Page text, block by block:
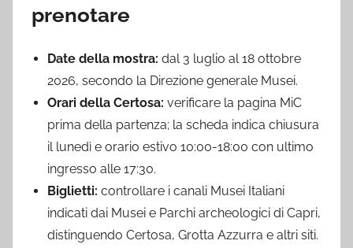
prenotare
Date della mostra: dal 3 luglio al 18 ottobre
2026, secondo la Direzione generale Musei.
Orari della Certosa: verificare la pagina MiC
prima della partenza; la scheda indica chiusura
il lunedì e orario estivo 10:00-18:00 con ultimo
ingresso alle 17:30.
Biglietti: controllare i canali Musei Italiani
indicati dai Musei e Parchi archeologici di Capri,
distinguendo Certosa, Grotta Azzurra e altri siti.